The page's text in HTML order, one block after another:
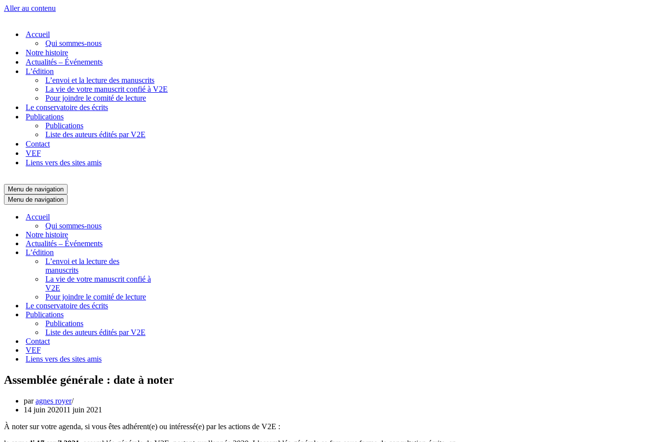
Aller au contenu
Accueil
Qui sommes-nous
Notre histoire
Actualités – Événements
L’édition
L’envoi et la lecture des manuscrits
La vie de votre manuscrit confié à V2E
Pour joindre le comité de lecture
Le conservatoire des écrits
Publications
Publications
Liste des auteurs édités par V2E
Contact
VEF
Liens vers des sites amis
Menu de navigation
Menu de navigation
Accueil
Qui sommes-nous
Notre histoire
Actualités – Événements
L’édition
L’envoi et la lecture des
manuscrits
La vie de votre manuscrit confié à
V2E
Pour joindre le comité de lecture
Le conservatoire des écrits
Publications
Publications
Liste des auteurs édités par V2E
Contact
VEF
Liens vers des sites amis
Assemblée générale : date à noter
paragnes royer
14 juin 202011 juin 2021
À noter sur votre agenda, si vous êtes adhérent(e) ou intéressé(e) par les actions de V2E :